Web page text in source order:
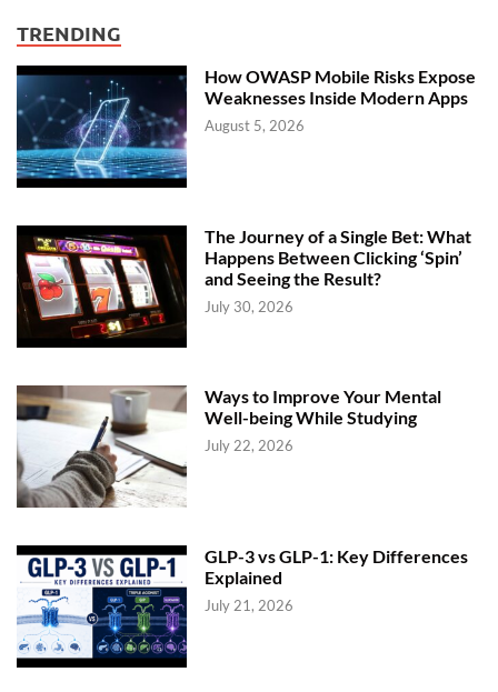
TRENDING
How OWASP Mobile Risks Expose
Weaknesses Inside Modern Apps
August 5, 2026
The Journey of a Single Bet: What
Happens Between Clicking ‘Spin’
and Seeing the Result?
July 30, 2026
Ways to Improve Your Mental
Well-being While Studying
July 22, 2026
GLP-3 vs GLP-1: Key Differences
Explained
July 21, 2026